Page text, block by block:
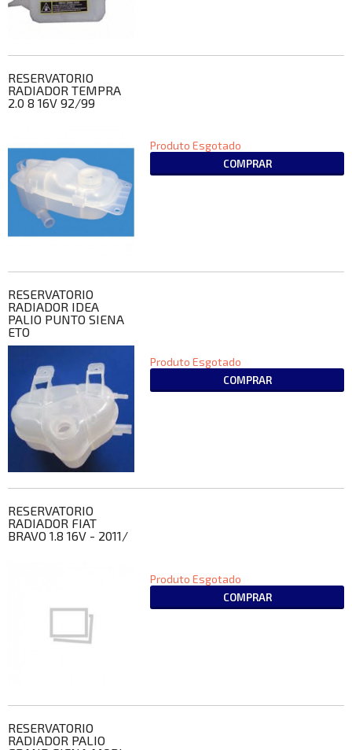
RESERVATORIO
RADIADOR TEMPRA
2.0 8 16V 92/99
Produto Esgotado
COMPRAR
RESERVATORIO
RADIADOR IDEA
PALIO PUNTO SIENA
ETO
Produto Esgotado
COMPRAR
RESERVATORIO
RADIADOR FIAT
BRAVO 1.8 16V - 2011/
Produto Esgotado
COMPRAR
RESERVATORIO
RADIADOR PALIO